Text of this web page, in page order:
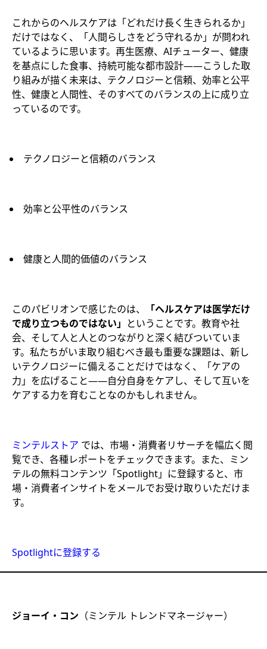
これからのヘルスケアは「どれだけ長く生きられるか」
だけではなく、「人間らしさをどう守れるか」が問われ
ているように思います。再生医療、AIチューター、健康
を基点にした食事、持続可能な都市設計――こうした取
り組みが描く未来は、テクノロジーと信頼、効率と公平
性、健康と人間性、そのすべてのバランスの上に成り立
っているのです。
テクノロジーと信頼のバランス
効率と公平性のバランス
健康と人間的価値のバランス
このパビリオンで感じたのは、
「ヘルスケアは医学だけ
で成り立つものではない」 ということです。教育や社
会、そして人と人とのつながりと深く結びついていま
す。私たちがいま取り組むべき最も重要な課題は、新し
いテクノロジーに備えることだけではなく、「ケアの
力」を広げること――自分自身をケアし、そして互いを
ケアする力を育むことなのかもしれません。
ミンテルストア では、市場・消費者リサーチを幅広く閲
覧でき、各種レポートをチェックできます。また、ミン
テルの無料コンテンツ「Spotlight」に登録すると、市
場・消費者インサイトをメールでお受け取りいただけま
す。
Spotlightに登録する
ジョーイ・コン （ミンテル トレンドマネージャー）